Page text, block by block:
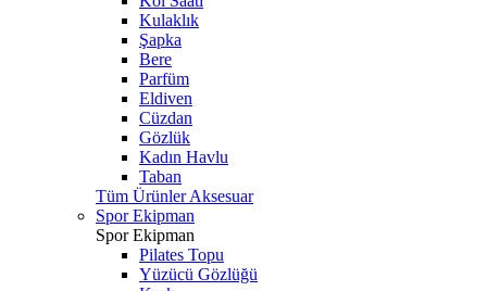
Kulaklık
Şapka
Bere
Parfüm
Eldiven
Cüzdan
Gözlük
Kadın Havlu
Taban
Tüm Ürünler Aksesuar
Spor Ekipman
Spor Ekipman
Pilates Topu
Yüzücü Gözlüğü